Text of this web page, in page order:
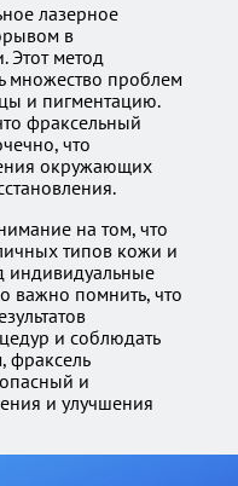
лазерное
в
Этот метод
множество проблем
и пигментацию.
фраксельный
что
окружающих
на том, что
типов кожи и
индивидуальные
важно помнить, что
и соблюдать
фраксель
и
и улучшения